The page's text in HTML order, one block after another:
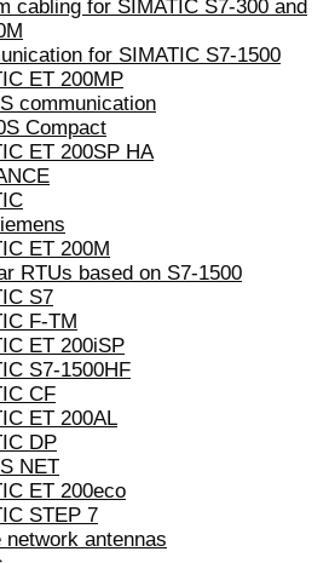
cabling for SIMATIC S7-300 and
for SIMATIC S7-1500
ET 200MP
communication
Compact
ET 200SP HA
ET 200M
RTUs based on S7-1500
S7
F-TM
ET 200iSP
S7-1500HF
CF
ET 200AL
DP
NET
ET 200eco
STEP 7
network antennas